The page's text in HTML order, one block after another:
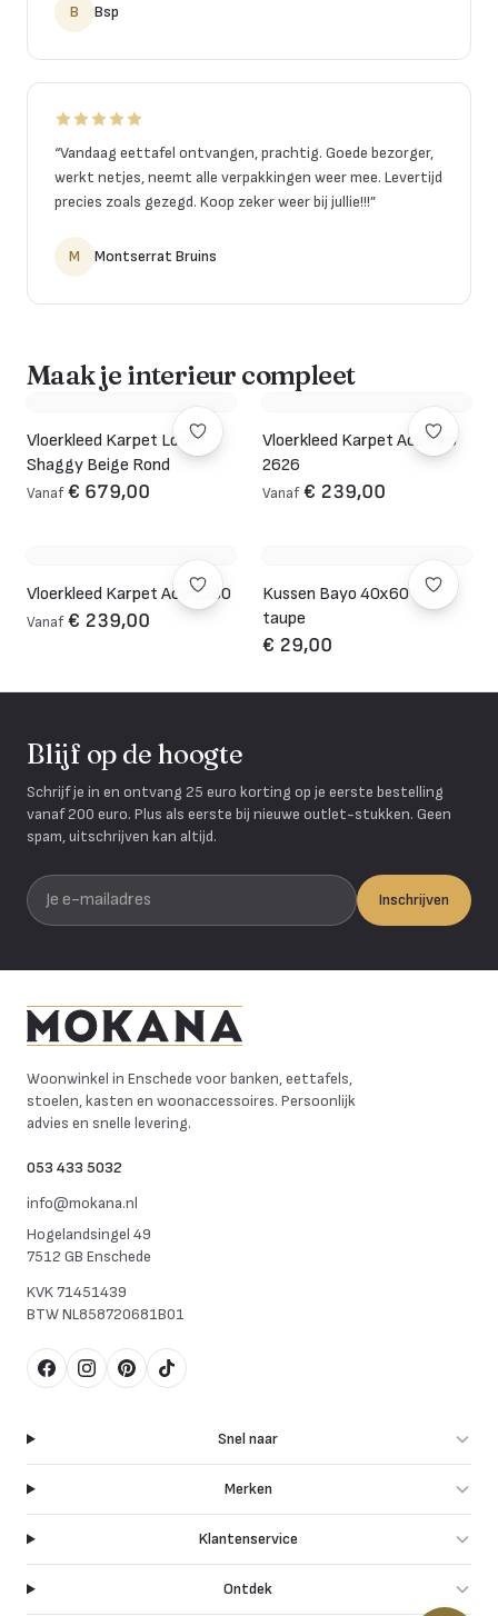
B Bsp
“Vandaag eettafel ontvangen, prachtig. Goede bezorger,
werkt netjes, neemt alle verpakkingen weer mee. Levertijd
precies zoals gezegd. Koop zeker weer bij jullie!!!”
M Montserrat Bruins
Maak je interieur compleet
Vloerkleed Karpet Love
Shaggy Beige Rond
Vanaf € 679,00
Vloerkleed Karpet Acampo
2626
Vanaf € 239,00
Vloerkleed Karpet Ace 6280
Vanaf € 239,00
Kussen Bayo 40x60 cm -
taupe
€ 29,00
Blijf op de hoogte
Schrijf je in en ontvang 25 euro korting op je eerste bestelling
vanaf 200 euro. Plus als eerste bij nieuwe outlet-stukken. Geen
spam, uitschrijven kan altijd.
Je e-mailadres
Inschrijven
Woonwinkel in Enschede voor banken, eettafels,
stoelen, kasten en woonaccessoires. Persoonlijk
advies en snelle levering.
053 433 5032
info@mokana.nl
Hogelandsingel 49
7512 GB Enschede
KVK71451439
BTWNL858720681B01
FacebookInstagram
Pinterest
TikTok
Snel naar
Merken
Klantenservice
Ontdek